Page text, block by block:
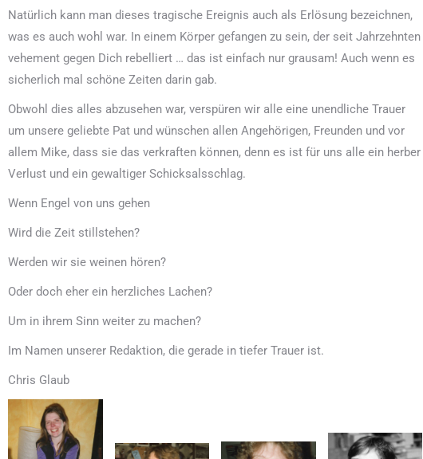
Natürlich kann man dieses tragische Ereignis auch als Erlösung bezeichnen,
was es auch wohl war. In einem Körper gefangen zu sein, der seit Jahrzehnten
vehement gegen Dich rebelliert … das ist einfach nur grausam! Auch wenn es
sicherlich mal schöne Zeiten darin gab.
Obwohl dies alles abzusehen war, verspüren wir alle eine unendliche Trauer
um unsere geliebte Pat und wünschen allen Angehörigen, Freunden und vor
allem Mike, dass sie das verkraften können, denn es ist für uns alle ein herber
Verlust und ein gewaltiger Schicksalsschlag.
Wenn Engel von uns gehen
Wird die Zeit stillstehen?
Werden wir sie weinen hören?
Oder doch eher ein herzliches Lachen?
Um in ihrem Sinn weiter zu machen?
Im Namen unserer Redaktion, die gerade in tiefer Trauer ist.
Chris Glaub